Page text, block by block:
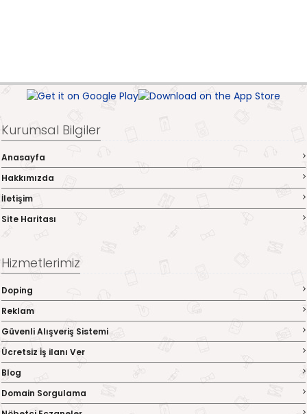
Kurumsal Bilgiler
Anasayfa
Hakkımızda
İletişim
Site Haritası
Hizmetlerimiz
Doping
Reklam
Güvenli Alışveriş Sistemi
Ücretsiz İş ilanı Ver
Blog
Domain Sorgulama